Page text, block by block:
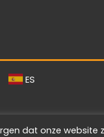
ES
dat onze website